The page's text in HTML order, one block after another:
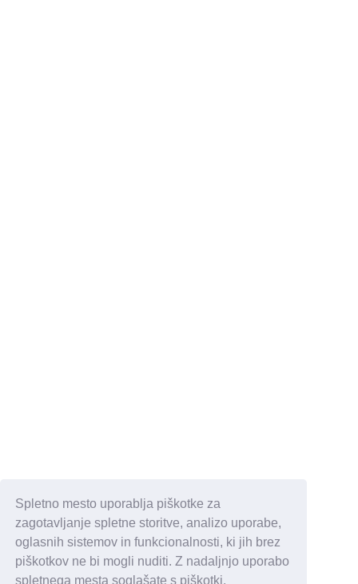
Spletno mesto uporablja piškotke za
zagotavljanje spletne storitve, analizo uporabe,
oglasnih sistemov in funkcionalnosti, ki jih brez
piškotkov ne bi mogli nuditi. Z nadaljnjo uporabo
spletnega mesta soglašate s piškotki.